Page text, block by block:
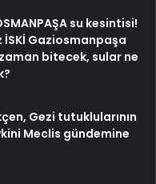
su kesintisi!
İSKİ Gaziosmanpaşa
bitecek, sular ne
Gezi tutuklularının
Meclis gündemine